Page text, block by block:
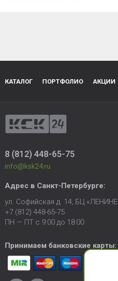
КАТАЛОГ ПОРТФОЛИО АКЦИИ
8 (812) 448-65-75
info@ksk24.ru
Адрес в Санкт-Петербурге:
ул. Софийская д. 14, БЦ
+7 (812) 448-65-75
ПН — ПТ с 9:00 до 18:00
Принимаем банковские карты: